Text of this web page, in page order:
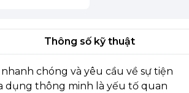
Thông số kỹ thuật
chóng và yêu cầu về sự tiện
dụng thông minh là yếu tố quan